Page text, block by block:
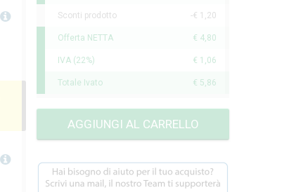
Sconti prodotto -€ 1,20
Offerta NETTA € 4,80
IVA (22%) € 1,06
Totale Ivato € 5,86
AGGIUNGI AL CARRELLO